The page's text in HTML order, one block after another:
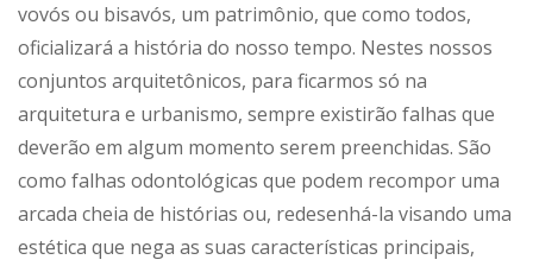
vovós ou bisavós, um patrimônio, que como todos,
oficializará a história do nosso tempo. Nestes nossos
conjuntos arquitetônicos, para ficarmos só na
arquitetura e urbanismo, sempre existirão falhas que
deverão em algum momento serem preenchidas. São
como falhas odontológicas que podem recompor uma
arcada cheia de histórias ou, redesenhá-la visando uma
estética que nega as suas características principais,